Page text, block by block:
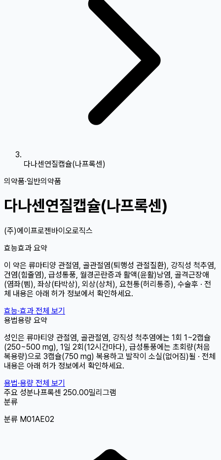
다나센연질캡슐(나프록센)
의약품·일반의약품
다나센연질캡슐(나프록센)
(주)에이프로젠바이오로직스
효능효과 요약
이 약은 류마티양 관절염, 골관절염(퇴행성 관절질환), 강직성 척추염,
건염(힘줄염), 급성통풍, 월경곤란증과 활액(윤활)낭염, 골격근장애
(염좌(삠), 좌상(타박상), 외상(상처), 요천통(허리통증), 수술후 · 전
체 내용은 아래 허가 정보에서 확인하세요.
효능·효과 전체 보기
용법용량 요약
성인은 류마티양 관절염, 골관절염, 강직성 척추염에는 1회 1~2캡슐
(250~500 mg), 1일 2회(12시간마다), 급성통풍에는 초회량(처음
복용량)으로 3캡슐(750 mg) 복용하고 발작이 소실(없어짐)될 · 전체
내용은 아래 허가 정보에서 확인하세요.
용법·용량 전체 보기
주요 성분나프록센 250.00밀리그램
분류
분류 M01AE02